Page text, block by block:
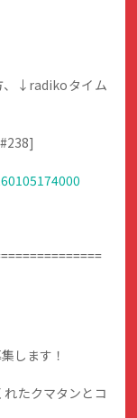
、↓radikoタイム
します！
たクマタンとコ